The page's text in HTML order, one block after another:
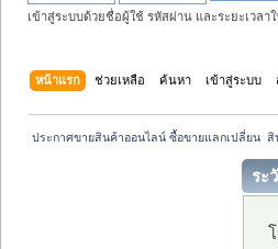
เข้าสู่ระบบด้วยชื่อผู้ใช้ รหัสผ่าน และระยะเวลา
หน้าแรก ช่วยเหลือ ค้นหา เข้าสู่ระบบ
ประกาศขายสินค้าออนไลน์ ซื้อขายแลกเปลี่ยน
ระ